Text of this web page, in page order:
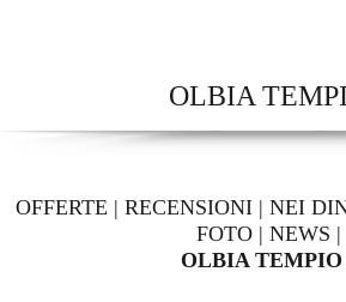
OLBIA
OFFERTE | RECENSIONI | NEI
FOTO| NEWS |
OLBIA TEMPIO